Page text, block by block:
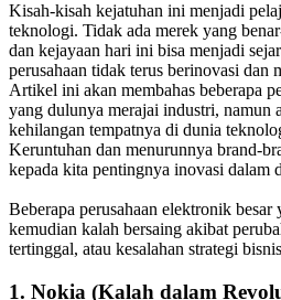
Kisah-kisah kejatuhan ini menjadi
teknologi. Tidak ada merek yang
dan kejayaan hari ini bisa menjadi
perusahaan tidak terus berinovasi dan
Artikel ini akan membahas beberapa
yang dulunya merajai industri, namun
kehilangan tempatnya di dunia
Keruntuhan dan menurunnya brand-
kepada kita pentingnya inovasi dalam
Beberapa perusahaan elektronik besar
kemudian kalah bersaing akibat
tertinggal, atau kesalahan strategi
1. Nokia (Kalah dalam